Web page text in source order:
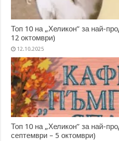
Топ 10 на „Хеликон” за най-
12 октомври)
12.10.2025
Топ 10 на „Хеликон” за най-
септември – 5 октомври)